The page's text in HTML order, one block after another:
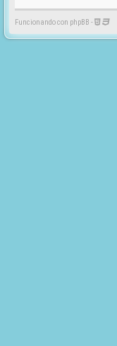
Funcionando con phpBB -